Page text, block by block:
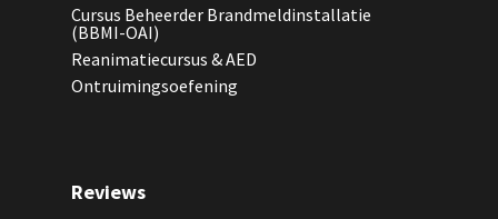
Cursus Beheerder Brandmeldinstallatie
(BBMI-OAI)
Reanimatiecursus & AED
Ontruimingsoefening
Reviews